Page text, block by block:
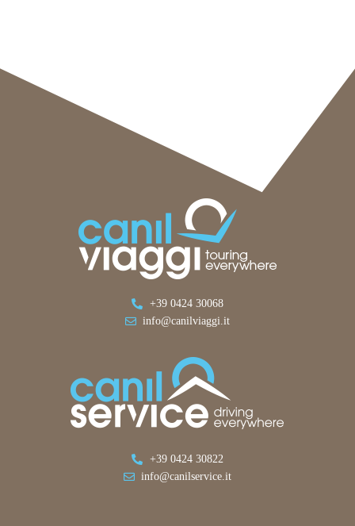
+39 0424 30068
info@canilviaggi.it
+39 0424 30822
info@canilservice.it